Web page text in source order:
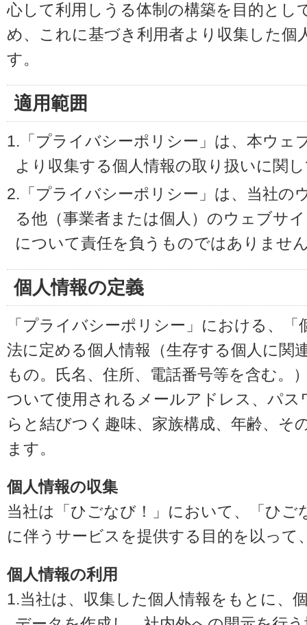
心して利用しうる体制の構築を目的とし
め、これに基づき利用者より収集した個
す。
適用範囲
1.「プライバシーポリシー」は、本ウェ
より収集する個人情報の取り扱いに関
2.「プライバシーポリシー」は、当社の
る他（事業者または個人）のウェブサ
について責任を負うものではありませ
個人情報の定義
「プライバシーポリシー」における、
法に定める個人情報（生存する個人に関
もの。氏名、住所、電話番号等を含む。
ついて使用されるメールアドレス、パ
らと結びつく趣味、家族構成、年齢、そ
ます。
個人情報の収集
当社は「ひごなび！」において、「ひ
に伴うサービスを提供する目的を以って
個人情報の利用
1.当社は、収集した個人情報をもとに、